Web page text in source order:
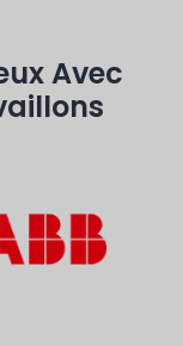
Avec